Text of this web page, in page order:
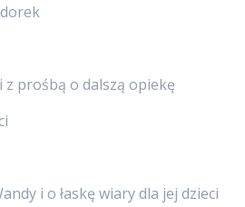
z prośbą o dalszą opiekę
i o łaskę wiary dla jej dzieci